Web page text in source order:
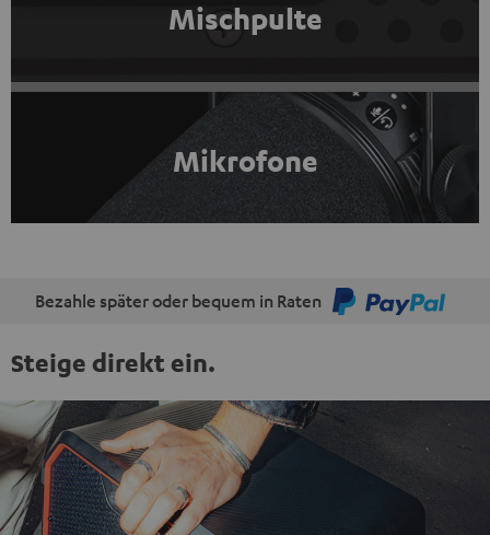
Mischpulte
Mikrofone
Bezahle später oder bequem in Raten
Steige direkt ein.